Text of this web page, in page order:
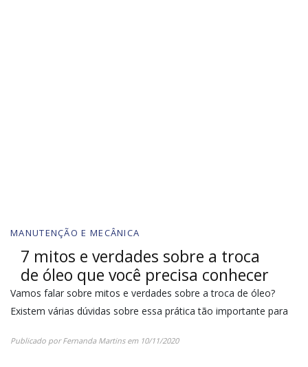
MANUTENÇÃO E MECÂNICA
7 mitos e verdades sobre a troca
de óleo que você precisa conhecer
Vamos falar sobre mitos e verdades sobre a troca de óleo?
Existem várias dúvidas sobre essa prática tão importante para
Publicado porFernanda Martinsem 10/11/2020